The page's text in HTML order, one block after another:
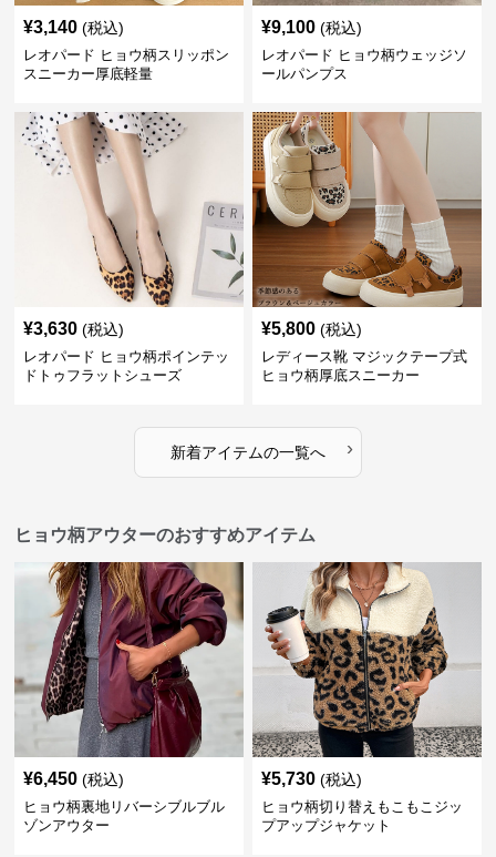
¥3,140 (税込)
レオパード ヒョウ柄スリッポン
スニーカー厚底軽量
¥9,100 (税込)
レオパード ヒョウ柄ウェッジソ
ールパンプス
¥3,630 (税込)
レオパード ヒョウ柄ポインテッ
ドトゥフラットシューズ
¥5,800 (税込)
レディース靴 マジックテープ式
ヒョウ柄厚底スニーカー
新着アイテムの一覧へ ›
ヒョウ柄アウターのおすすめアイテム
¥6,450 (税込)
ヒョウ柄裏地リバーシブルブル
ゾンアウター
¥5,730 (税込)
ヒョウ柄切り替えもこもこジッ
プアップジャケット